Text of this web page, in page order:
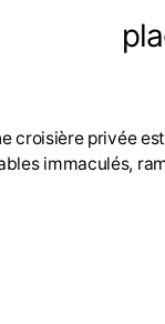
croisière privée
immaculés,